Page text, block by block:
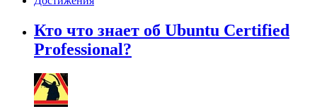
Кто что знает об Ubuntu Certified
Professional?